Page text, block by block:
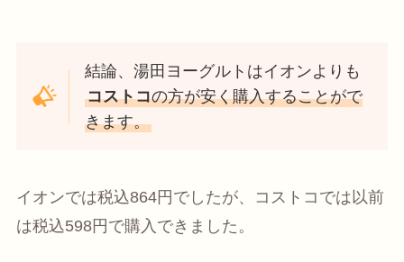
結論、湯田ヨーグルトはイオンよりも
コストコの方が安く購入することがで
きます。
イオンでは税込864円でしたが、コストコでは以前
は税込598円で購入できました。